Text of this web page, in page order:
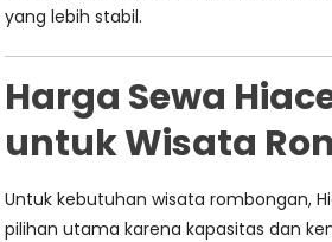
yang lebih stabil.
Harga Sewa
untuk Wisata
Untuk kebutuhan wisata rombongan,
pilihan utama karena kapasitas dan